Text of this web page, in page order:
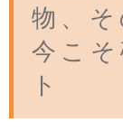
物、
今こ
ト